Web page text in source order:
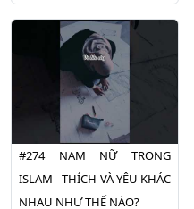
#274 NAM NỮ TRONG
ISLAM - THÍCH VÀ YÊU KHÁC
NHAU NHƯ THẾ NÀO?